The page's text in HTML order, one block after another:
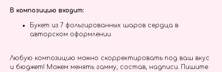
В композицию входит:
Букет из 7 фольгированных шаров сердца в
авторском оформлении
Любую композицию можно скорректировать под ваш вкус
и бюджет! Можем менять гамму, состав, надписи. Пишите